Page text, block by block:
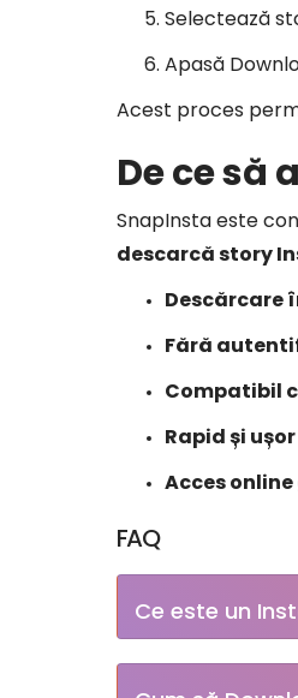
Selectează
Apasă
Acest proces
De ce să
SnapInsta este
descarcă story
Descărcare
Fără
Compatibil
Rapid și
Acces
FAQ
Ce este un
Este un